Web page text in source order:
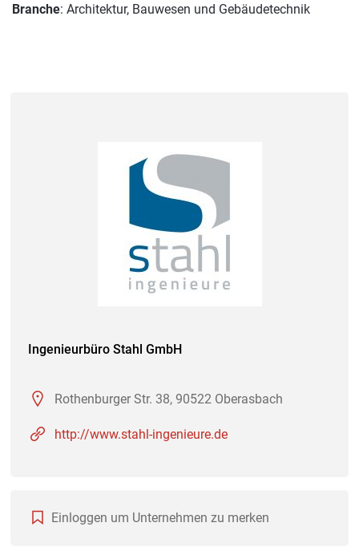
Branche: Architektur, Bauwesen und Gebäudetechnik
Ingenieurbüro Stahl GmbH
Rothenburger Str. 38, 90522 Oberasbach
http://www.stahl-ingenieure.de
Einloggen um Unternehmen zu merken